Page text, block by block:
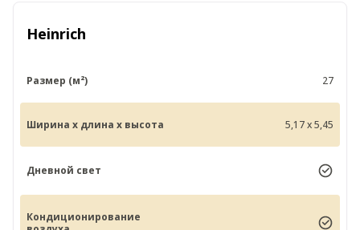
Heinrich
Размер (м²) 27
Ширина x длина x высота 5,17 x 5,45
Дневной свет
Кондиционирование